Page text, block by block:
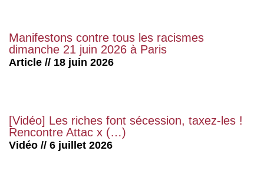
Manifestons contre tous les racismes
dimanche 21 juin 2026 à Paris
Article // 18 juin 2026
[Vidéo] Les riches font sécession, taxez-les !
Rencontre Attac x (…)
Vidéo // 6 juillet 2026